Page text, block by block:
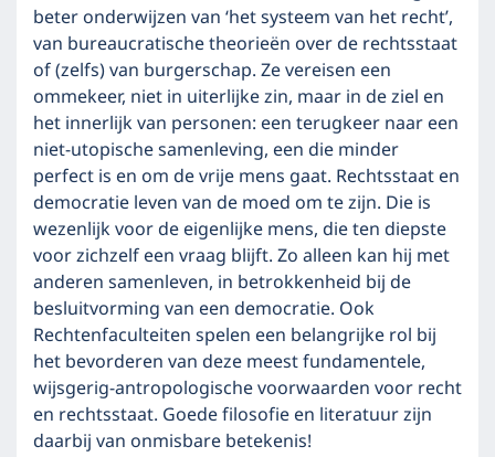
beter onderwijzen van ‘het systeem van het recht’,
van bureaucratische theorieën over de rechtsstaat
of (zelfs) van burgerschap. Ze vereisen een
ommekeer, niet in uiterlijke zin, maar in de ziel en
het innerlijk van personen: een terugkeer naar een
niet-utopische samenleving, een die minder
perfect is en om de vrije mens gaat. Rechtsstaat en
democratie leven van de moed om te zijn. Die is
wezenlijk voor de eigenlijke mens, die ten diepste
voor zichzelf een vraag blijft. Zo alleen kan hij met
anderen samenleven, in betrokkenheid bij de
besluitvorming van een democratie. Ook
Rechtenfaculteiten spelen een belangrijke rol bij
het bevorderen van deze meest fundamentele,
wijsgerig-antropologische voorwaarden voor recht
en rechtsstaat. Goede filosofie en literatuur zijn
daarbij van onmisbare betekenis!